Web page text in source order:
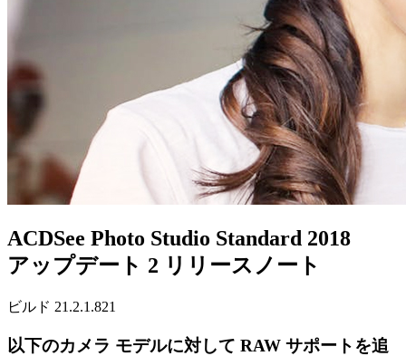
ACDSee Photo Studio Standard 2018
アップデート 2 リリースノート
ビルド 21.2.1.821
以下のカメラ モデルに対して RAW サポートを追